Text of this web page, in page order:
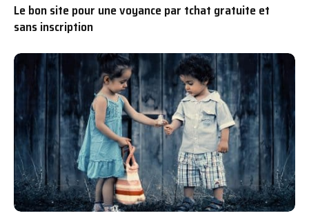
Le bon site pour une voyance par tchat gratuite et
sans inscription